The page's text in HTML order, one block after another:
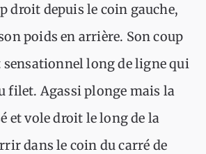
droit depuis le coin gauche,
poids en arrière. Son coup
long de ligne qui
filet. Agassi plonge mais la
et vole droit le long de la
dans le coin du carré de